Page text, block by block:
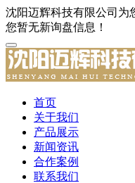
沈阳迈辉科技有限公司为
您暂无新询盘信息！
首页
关于我们
产品展示
新闻资讯
合作案例
联系我们